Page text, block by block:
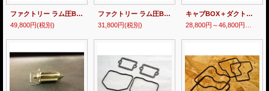
ファクトリー ラム圧BOXキット [ カーボン ] MC21【 Racers Series 】
49,800円(税別)
ファクトリー ラム圧BOXキット [ 黒ゲル ] MC21【 Racers Series 】
31,800円(税別)
キャブBOX＋ダクト [ 黒ゲル / カーボン ] MC21・28